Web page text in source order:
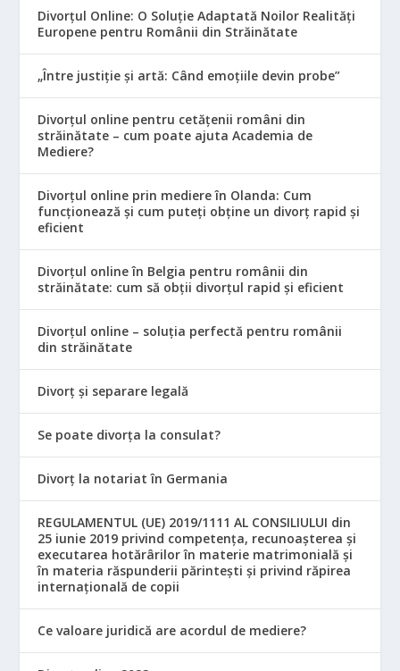
Divorțul Online: O Soluție Adaptată Noilor Realități
Europene pentru Românii din Străinătate
„Între justiție și artă: Când emoțiile devin probe”
Divorțul online pentru cetățenii români din
străinătate – cum poate ajuta Academia de
Mediere?
Divorțul online prin mediere în Olanda: Cum
funcționează și cum puteți obține un divorț rapid și
eficient
Divorțul online în Belgia pentru românii din
străinătate: cum să obții divorțul rapid și eficient
Divorțul online – soluția perfectă pentru românii
din străinătate
Divorț și separare legală
Se poate divorța la consulat?
Divorț la notariat în Germania
REGULAMENTUL (UE) 2019/1111 AL CONSILIULUI din
25 iunie 2019 privind competența, recunoașterea și
executarea hotărârilor în materie matrimonială și
în materia răspunderii părintești și privind răpirea
internațională de copii
Ce valoare juridică are acordul de mediere?